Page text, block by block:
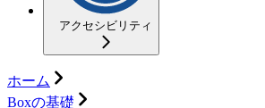
アクセシビリティ
ホーム
Boxの基礎